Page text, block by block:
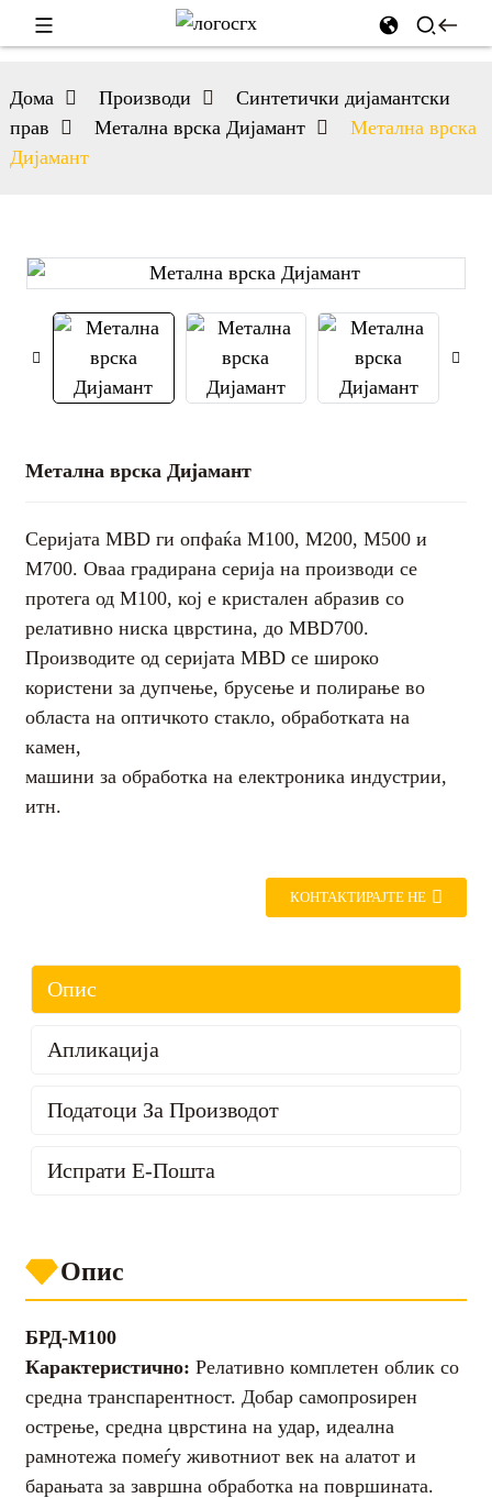
Дома Производи
Синтетички дијамантски
прав
Метална врска Дијамант
Метална врска
Дијамант
Метална врска Дијамант
Серијата MBD ги опфаќа M100, M200, M500 и
M700. Оваа градирана серија на производи се
протега од M100, кој е кристален абразив со
релативно ниска цврстина, до MBD700.
Производите од серијата MBD се широко
користени за дупчење, брусење и полирање во
областа на оптичкото стакло, обработката на
камен,
машини за обработка на електроника индустрии,
итн.
КОНТАКТИРАЈТЕ НЕ
Опис
Апликација
Податоци За Производот
Испрати Е-Пошта
Опис
БРД-М100
Карактеристично: Релативно комплетен облик со
средна транспарентност. Добар самопроѕирен
острење, средна цврстина на удар, идеална
рамнотежа помеѓу животниот век на алатот и
барањата за завршна обработка на површината.
БРД-М100
Апликација:
М100
М200